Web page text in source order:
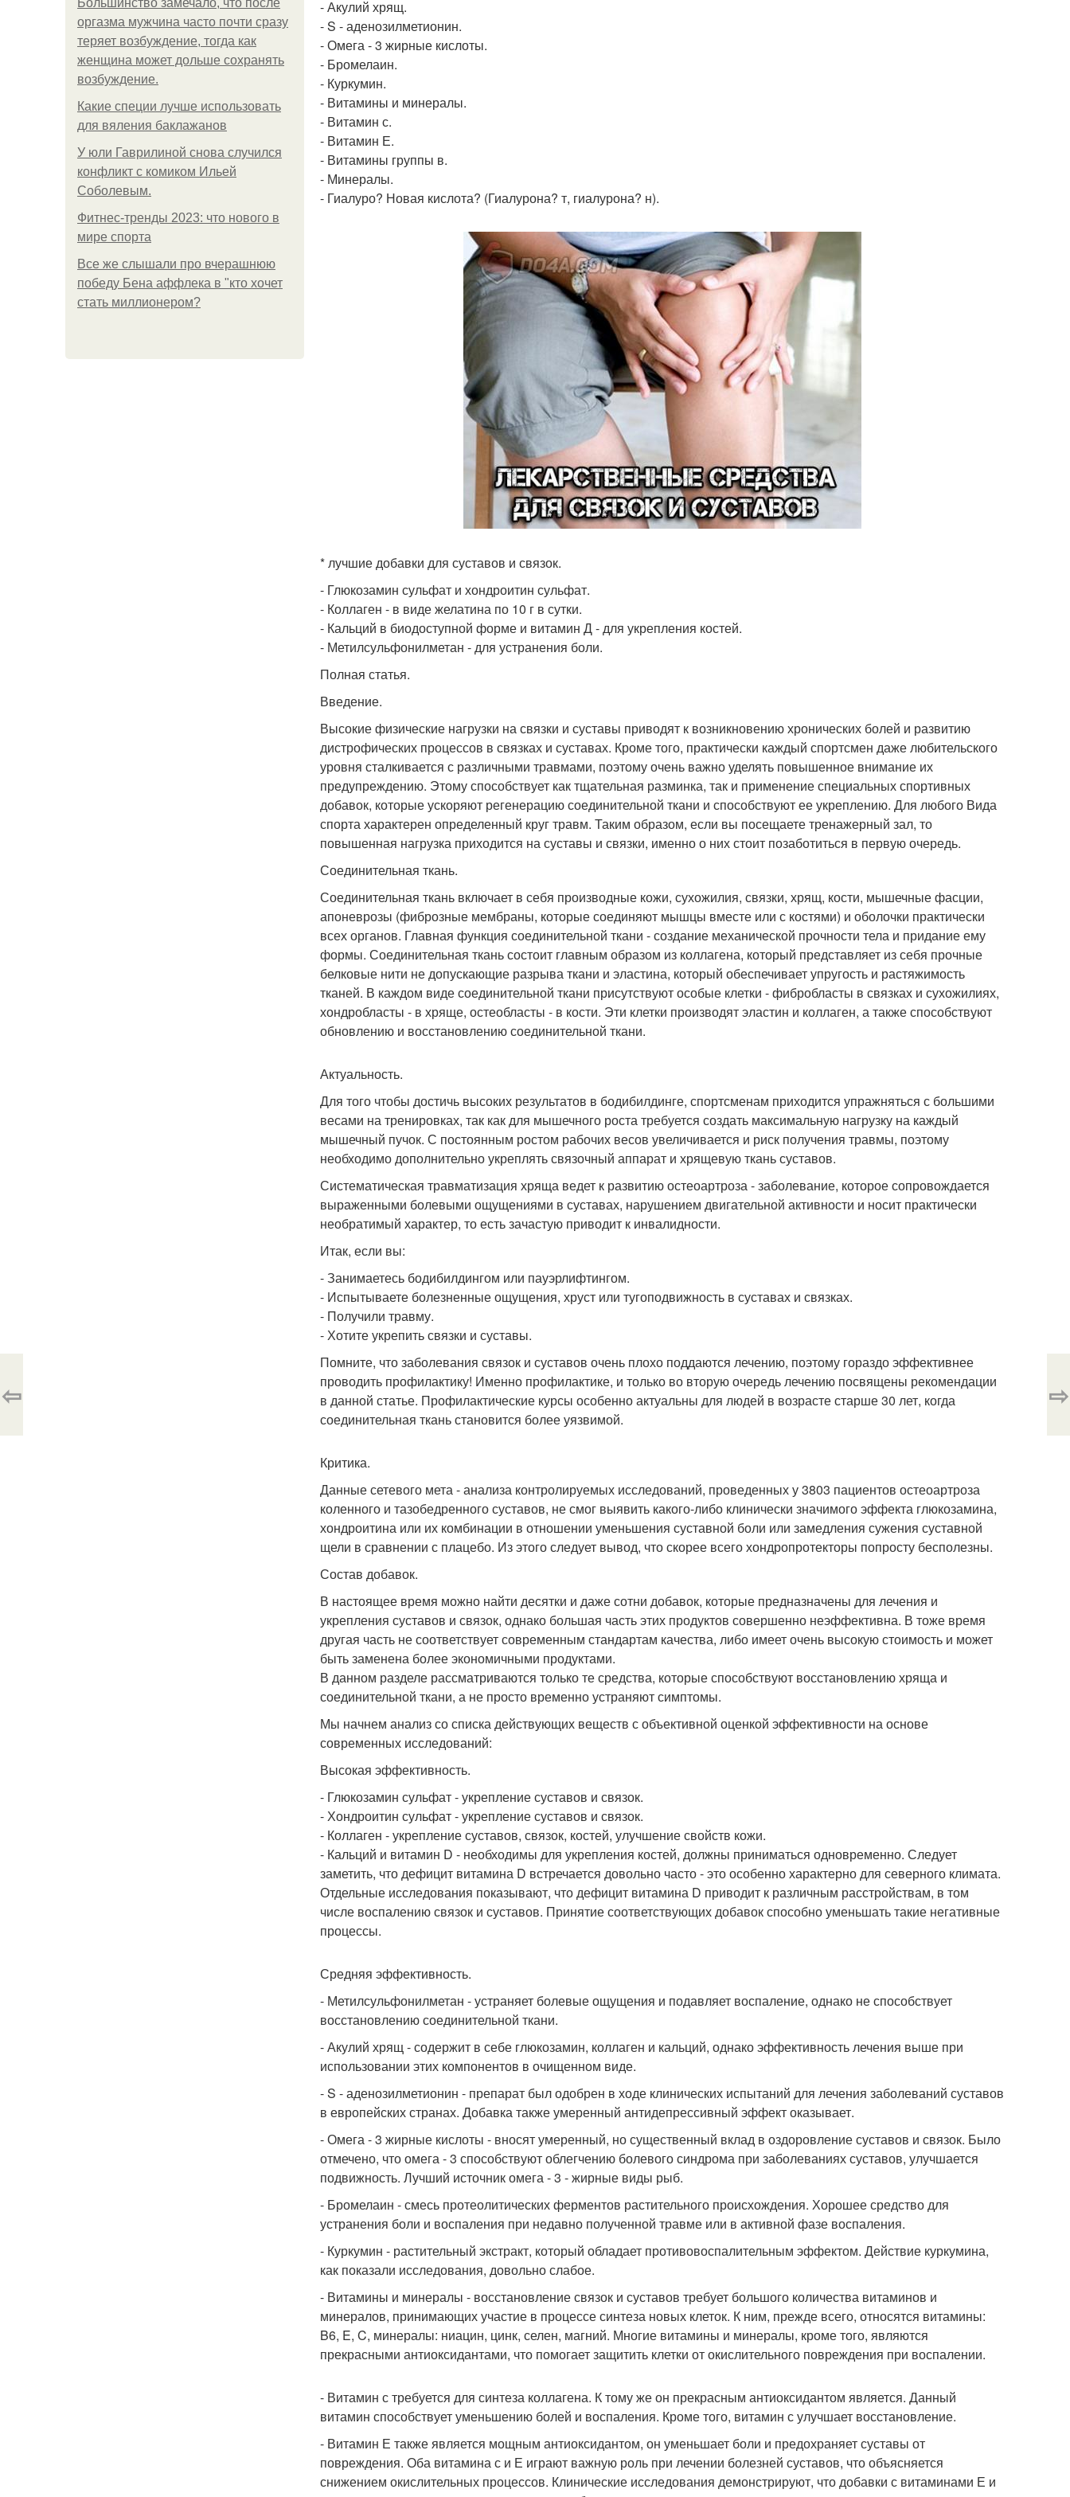
Большинство замечало, что после
оргазма мужчина часто почти сразу
теряет возбуждение, тогда как
женщина может дольше сохранять
возбуждение.
Какие специи лучше использовать
для вяления баклажанов
У юли Гаврилиной снова случился
конфликт с комиком Ильей
Соболевым.
Фитнес-тренды 2023: что нового в
мире спорта
Все же слышали про вчерашнюю
победу Бена аффлека в "кто хочет
стать миллионером?
- Акулий хрящ.
- S - аденозилметионин.
- Омега - 3 жирные кислоты.
- Бромелаин.
- Куркумин.
- Витамины и минералы.
- Витамин с.
- Витамин Е.
- Витамины группы в.
- Минералы.
- Гиалуро? Новая кислота? (Гиалурона? т, гиалурона? н).
* лучшие добавки для суставов и связок.
- Глюкозамин сульфат и хондроитин сульфат.
- Коллаген - в виде желатина по 10 г в сутки.
- Кальций в биодоступной форме и витамин Д - для укрепления костей.
- Метилсульфонилметан - для устранения боли.
Полная статья.
Введение.
Высокие физические нагрузки на связки и суставы приводят к возникновению хронических болей и развитию
дистрофических процессов в связках и суставах. Кроме того, практически каждый спортсмен даже любительского
уровня сталкивается с различными травмами, поэтому очень важно уделять повышенное внимание их
предупреждению. Этому способствует как тщательная разминка, так и применение специальных спортивных
добавок, которые ускоряют регенерацию соединительной ткани и способствуют ее укреплению. Для любого Вида
спорта характерен определенный круг травм. Таким образом, если вы посещаете тренажерный зал, то
повышенная нагрузка приходится на суставы и связки, именно о них стоит позаботиться в первую очередь.
Соединительная ткань.
Соединительная ткань включает в себя производные кожи, сухожилия, связки, хрящ, кости, мышечные фасции,
апоневрозы (фиброзные мембраны, которые соединяют мышцы вместе или с костями) и оболочки практически
всех органов. Главная функция соединительной ткани - создание механической прочности тела и придание ему
формы. Соединительная ткань состоит главным образом из коллагена, который представляет из себя прочные
белковые нити не допускающие разрыва ткани и эластина, который обеспечивает упругость и растяжимость
тканей. В каждом виде соединительной ткани присутствуют особые клетки - фибробласты в связках и сухожилиях,
хондробласты - в хряще, остеобласты - в кости. Эти клетки производят эластин и коллаген, а также способствуют
обновлению и восстановлению соединительной ткани.
Актуальность.
Для того чтобы достичь высоких результатов в бодибилдинге, спортсменам приходится упражняться с большими
весами на тренировках, так как для мышечного роста требуется создать максимальную нагрузку на каждый
мышечный пучок. С постоянным ростом рабочих весов увеличивается и риск получения травмы, поэтому
необходимо дополнительно укреплять связочный аппарат и хрящевую ткань суставов.
Систематическая травматизация хряща ведет к развитию остеоартроза - заболевание, которое сопровождается
выраженными болевыми ощущениями в суставах, нарушением двигательной активности и носит практически
необратимый характер, то есть зачастую приводит к инвалидности.
Итак, если вы:
- Занимаетесь бодибилдингом или пауэрлифтингом.
- Испытываете болезненные ощущения, хруст или тугоподвижность в суставах и связках.
- Получили травму.
- Хотите укрепить связки и суставы.
Помните, что заболевания связок и суставов очень плохо поддаются лечению, поэтому гораздо эффективнее
проводить профилактику! Именно профилактике, и только во вторую очередь лечению посвящены рекомендации
в данной статье. Профилактические курсы особенно актуальны для людей в возрасте старше 30 лет, когда
соединительная ткань становится более уязвимой.
Критика.
Данные сетевого мета - анализа контролируемых исследований, проведенных у 3803 пациентов остеоартроза
коленного и тазобедренного суставов, не смог выявить какого-либо клинически значимого эффекта глюкозамина,
хондроитина или их комбинации в отношении уменьшения суставной боли или замедления сужения суставной
щели в сравнении с плацебо. Из этого следует вывод, что скорее всего хондропротекторы попросту бесполезны.
Состав добавок.
В настоящее время можно найти десятки и даже сотни добавок, которые предназначены для лечения и
укрепления суставов и связок, однако большая часть этих продуктов совершенно неэффективна. В тоже время
другая часть не соответствует современным стандартам качества, либо имеет очень высокую стоимость и может
быть заменена более экономичными продуктами.
В данном разделе рассматриваются только те средства, которые способствуют восстановлению хряща и
соединительной ткани, а не просто временно устраняют симптомы.
Мы начнем анализ со списка действующих веществ с объективной оценкой эффективности на основе
современных исследований:
Высокая эффективность.
- Глюкозамин сульфат - укрепление суставов и связок.
- Хондроитин сульфат - укрепление суставов и связок.
- Коллаген - укрепление суставов, связок, костей, улучшение свойств кожи.
- Кальций и витамин D - необходимы для укрепления костей, должны приниматься одновременно. Следует
заметить, что дефицит витамина D встречается довольно часто - это особенно характерно для северного климата.
Отдельные исследования показывают, что дефицит витамина D приводит к различным расстройствам, в том
числе воспалению связок и суставов. Принятие соответствующих добавок способно уменьшать такие негативные
процессы.
Средняя эффективность.
- Метилсульфонилметан - устраняет болевые ощущения и подавляет воспаление, однако не способствует
восстановлению соединительной ткани.
- Акулий хрящ - содержит в себе глюкозамин, коллаген и кальций, однако эффективность лечения выше при
использовании этих компонентов в очищенном виде.
- S - аденозилметионин - препарат был одобрен в ходе клинических испытаний для лечения заболеваний суставов
в европейских странах. Добавка также умеренный антидепрессивный эффект оказывает.
- Омега - 3 жирные кислоты - вносят умеренный, но существенный вклад в оздоровление суставов и связок. Было
отмечено, что омега - 3 способствуют облегчению болевого синдрома при заболеваниях суставов, улучшается
подвижность. Лучший источник омега - 3 - жирные виды рыб.
- Бромелаин - смесь протеолитических ферментов растительного происхождения. Хорошее средство для
устранения боли и воспаления при недавно полученной травме или в активной фазе воспаления.
- Куркумин - растительный экстракт, который обладает противовоспалительным эффектом. Действие куркумина,
как показали исследования, довольно слабое.
- Витамины и минералы - восстановление связок и суставов требует большого количества витаминов и
минералов, принимающих участие в процессе синтеза новых клеток. К ним, прежде всего, относятся витамины:
B6, E, C, минералы: ниацин, цинк, селен, магний. Многие витамины и минералы, кроме того, являются
прекрасными антиоксидантами, что помогает защитить клетки от окислительного повреждения при воспалении.
- Витамин с требуется для синтеза коллагена. К тому же он прекрасным антиоксидантом является. Данный
витамин способствует уменьшению болей и воспаления. Кроме того, витамин с улучшает восстановление.
- Витамин Е также является мощным антиоксидантом, он уменьшает боли и предохраняет суставы от
повреждения. Оба витамина с и Е играют важную роль при лечении болезней суставов, что объясняется
снижением окислительных процессов. Клинические исследования демонстрируют, что добавки с витаминами Е и
⇦ ⇨